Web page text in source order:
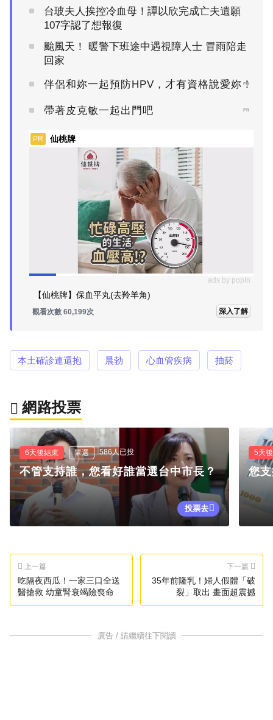
台玻夫人挨控冷血母！譚以欣完成亡夫遺願
107字認了想報復
颱風天！ 暖警下班途中遇視障人士 冒雨陪走
回家
伴侶和妳一起預防HPV，才有資格說愛妳！
PR
帶著皮克敏一起出門吧 PR
PR 仙桃牌
ads by popIn
【仙桃牌】保血平丸(去羚羊角)
觀看次數 60,199次 深入了解
本土確診連還抱 晨勃 心血管疾病 抽菸
網路投票
6天後結束 單選 586人已投
不管支持誰，您看好誰當選台中市長？
投票去
5天
您
上一篇
吃隔夜西瓜！一家三口全送
醫搶救 幼童腎衰竭險喪命
下一篇
35年前隆乳！婦人假體「破
裂」取出 畫面超震撼
廣告 / 請繼續往下閱讀